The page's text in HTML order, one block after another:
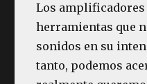
Los
herramientas que
sonidos en su
tanto, podemos